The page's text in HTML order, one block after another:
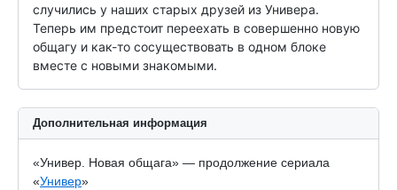
случились у наших старых друзей из Универа.
Теперь им предстоит переехать в совершенно новую
общагу и как-то сосуществовать в одном блоке
вместе с новыми знакомыми.
Дополнительная информация
«Универ. Новая общага» — продолжение сериала
«Универ»